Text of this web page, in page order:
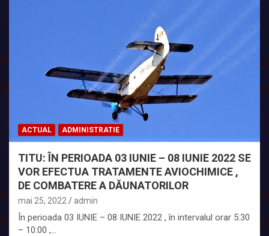
ACTUAL ADMINISTRATIE
TITU: ÎN PERIOADA 03 IUNIE – 08 IUNIE 2022 SE
VOR EFECTUA TRATAMENTE AVIOCHIMICE ,
DE COMBATERE A DĂUNATORILOR
mai 25, 2022 admin
În perioada 03 IUNIE – 08 IUNIE 2022 , în intervalul orar 5:30
– 10:00 ,…